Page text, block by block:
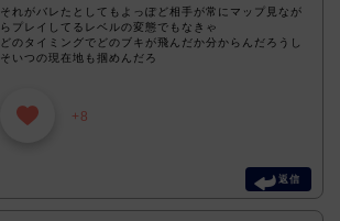
それがバレたとしてもよっぽど相手が常にマップ見なが
らプレイしてるレベルの変態でもなきゃ
どのタイミングでどのブキが飛んだか分からんだろうし
そいつの現在地も掴めんだろ
+8
返信